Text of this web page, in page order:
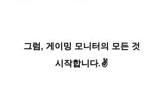
그럼, 게이밍 모니터의 모든 것
시작합니다.✌️